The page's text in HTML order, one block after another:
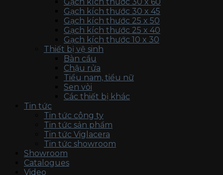
Gạch kích thước 30 x 45
Gạch kích thước 25 x 50
Gạch kích thước 25 x 40
Gạch kích thước 10 x 30
Thiết bị vệ sinh
Bàn cầu
Chậu rửa
Tiểu nam, tiểu nữ
Sen vòi
Các thiết bị khác
Tin tức
Tin tức công ty
Tin tức sản phẩm
Tin tức Viglacera
Tin tức showroom
Showroom
Catalogues
Video